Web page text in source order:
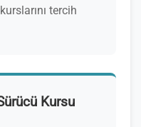
tercih
Kursu